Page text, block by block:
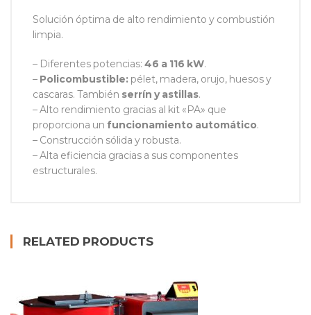
Solución óptima de alto rendimiento y combustión
limpia.
– Diferentes potencias: 46 a 116 kW.
– Policombustible: pélet, madera, orujo, huesos y
cascaras. También serrín y astillas.
– Alto rendimiento gracias al kit «PA» que
proporciona un funcionamiento automático.
– Construcción sólida y robusta.
– Alta eficiencia gracias a sus componentes
estructurales.
RELATED PRODUCTS